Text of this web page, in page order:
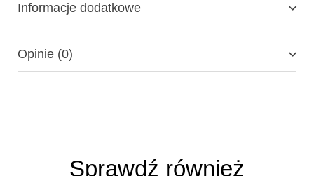
Informacje dodatkowe
Opinie (0)
Sprawdź również